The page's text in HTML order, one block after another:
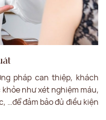
pháp can thiệp, khách
như xét nghiệm máu,
…để đảm bảo đủ điều kiện